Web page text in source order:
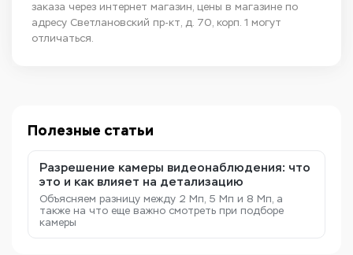
заказа через интернет магазин, цены в магазине по
адресу Светлановский пр-кт, д. 70, корп. 1 могут
отличаться.
Полезные статьи
Разрешение камеры видеонаблюдения: что
это и как влияет на детализацию
Объясняем разницу между 2 Мп, 5 Мп и 8 Мп, а
также на что еще важно смотреть при подборе
камеры